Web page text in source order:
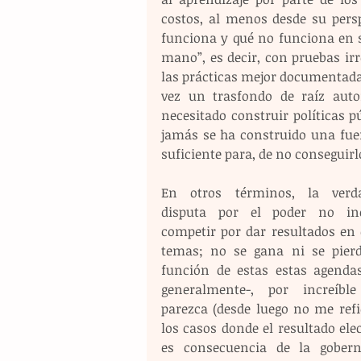
costos, al menos desde su
funciona y qué no funciona en
mano”, es decir, con pruebas
las prácticas mejor
vez un trasfondo de raíz
necesitado construir políticas
jamás se ha construido una
suficiente para, de no
En otros términos, la
disputa por el poder no
competir por dar resultados en
temas; no se gana ni se
función de estas estas
generalmente-, por
parezca (desde luego no me
los casos donde el resultado
es consecuencia de la